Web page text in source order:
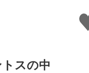
い
い
スの中